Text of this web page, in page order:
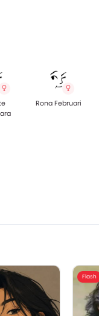
Rona Februari
Flash